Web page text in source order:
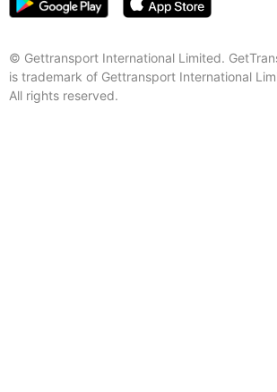
© Gettransport International Limited.
is trademark of Gettransport International
All rights reserved.